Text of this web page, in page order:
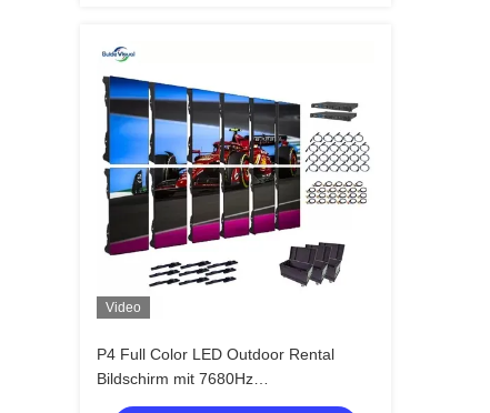
Video
P4 Full Color LED Outdoor Rental
Bildschirm mit 7680Hz
Auffrischungsrate und IP65